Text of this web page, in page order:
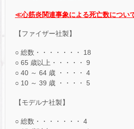
≪心筋炎関連事象による死亡数につい
【ファイザー社製】
○ 総数・・・・・・・ 18
○ 65 歳以上・・・・・ 9
○ 40 ～ 64 歳 ・・・・ 4
○ 10 ～ 39 歳 ・・・・ 5
【モデルナ社製】
○ 総数・・・・・・・ 4